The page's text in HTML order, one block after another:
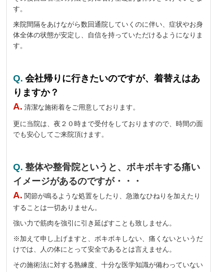
す。
来院間隔をあけながら数回通院していくのに伴い、症状やお身
体全体の状態が安定し、自信を持っていただけるようになりま
す。
Q.会社帰りに行きたいのですが、着替えはあ
りますか？
A. 清潔な施術着をご用意しております。
更に当院は、夜２０時まで受付をしておりますので、時間の面
でも安心してご来院頂けます。
Q.整体や整骨院というと、ボキボキする痛い
イメージがあるのですが・・・
A. 関節が鳴るような処置をしたり、急激なひねりを加えたり
することは一切ありません。
強い力で筋肉を強引に引き延ばすことも致しません。
※加えて申し上げますと、ボキボキしない、痛くないというだ
けでは、人の体にとって安全であるとは言えません。
その施術法に対する熟練度、十分な医学知識が備わっていない